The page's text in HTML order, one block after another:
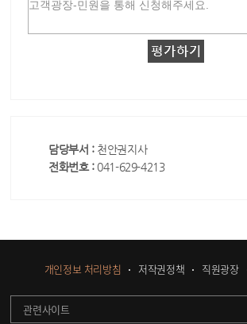
담당부서 : 천안권지사
전화번호 : 041-629-4213
개인정보 처리방침 저작권정책 직원광장
관련사이트